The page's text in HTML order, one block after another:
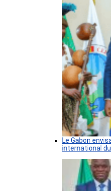
Le Gabon
international